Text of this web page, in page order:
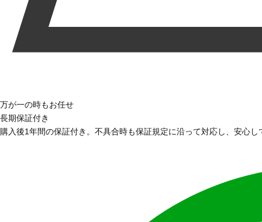
万が一の時もお任せ
長期保証付き
購入後1年間の保証付き。不具合時も保証規定に沿って対応し、安心